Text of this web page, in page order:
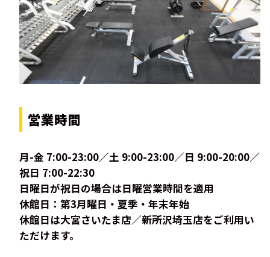
営業時間
月-金 7:00-23:00／土 9:00-23:00／日 9:00-20:00／
祝日 7:00-22:30
日曜日が祝日の場合は日曜営業時間を適用
休館日：第3月曜日・夏季・年末年始
休館日は大宮さいたま店／新所沢埼玉店をご利用い
ただけます。